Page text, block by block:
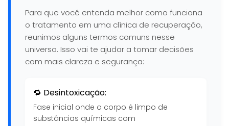
Para que você entenda melhor como funciona
o tratamento em uma clínica de recuperação,
reunimos alguns termos comuns nesse
universo. Isso vai te ajudar a tomar decisões
com mais clareza e segurança:
🔁 Desintoxicação:
Fase inicial onde o corpo é limpo de
substâncias químicas com